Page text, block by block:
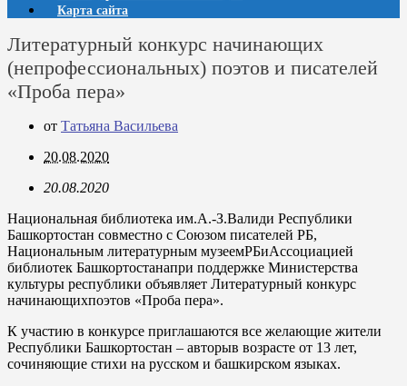
Карта сайта
Литературный конкурс начинающих
(непрофессиональных) поэтов и писателей
«Проба пера»
от Татьяна Васильева
20.08.2020
20.08.2020
Национальная библиотека им.А.-З.Валиди Республики
Башкортостан совместно с Союзом писателей РБ,
Национальным литературным музеемРБиАссоциацией
библиотек Башкортостанапри поддержке Министерства
культуры республики объявляет Литературный конкурс
начинающихпоэтов «Проба пера».
К участию в конкурсе приглашаются все желающие жители
Республики Башкортостан – авторыв возрасте от 13 лет,
сочиняющие стихи на русском и башкирском языках.